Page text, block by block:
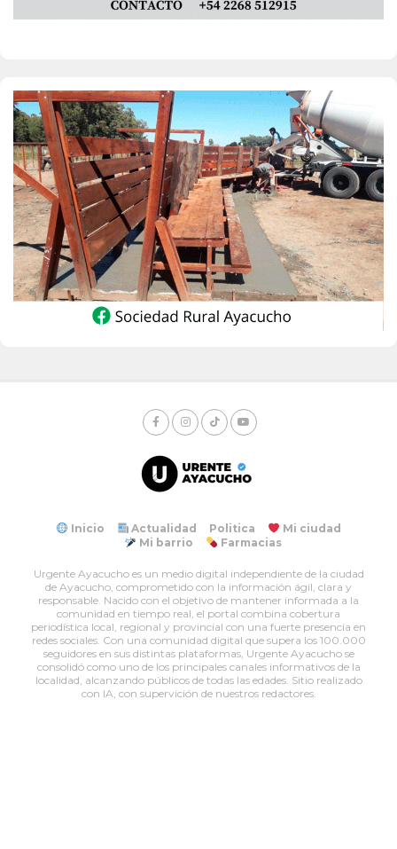
Inicio Actualidad Politica
Mi ciudad
Mi barrio
Farmacias
Urgente Ayacucho es un medio digital independiente de la ciudad
de Ayacucho, comprometido con la información ágil, clara y
responsable. Nacido con el objetivo de mantener informada a la
comunidad en tiempo real, el portal combina cobertura
periodística local, regional y provincial con una fuerte presencia en
redes sociales. Con una comunidad digital que supera los 100.000
seguidores en sus distintas plataformas, Urgente Ayacucho se
consolidó como uno de los principales canales informativos de la
localidad, alcanzando públicos de todas las edades. Sitio realizado
con IA, con supervición de nuestros redactores.